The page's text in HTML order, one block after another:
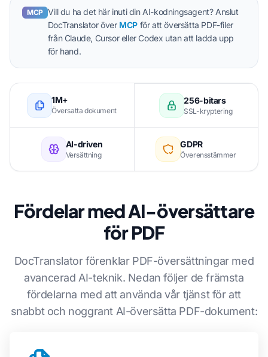
MCP Vill du ha det här inuti din AI-kodningsagent? Anslut
DocTranslator över MCP för att översätta PDF-filer
från Claude, Cursor eller Codex utan att ladda upp
för hand.
1M+
Översatta dokument
256-bitars
SSL-kryptering
AI-driven
Versättning
GDPR
Överensstämmer
Fördelar med AI-översättare
för PDF
DocTranslator förenklar PDF-översättningar med
avancerad AI-teknik. Nedan följer de främsta
fördelarna med att använda vår tjänst för att
snabbt och noggrant AI-översätta PDF-dokument: